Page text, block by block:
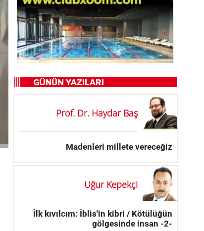
Prof. Dr. Haydar Baş
Madenleri millete vereceğiz
Uğur Kepekçi
İlk kıvılcım: İblis'in kibri / Kötülüğün
gölgesinde insan -2-